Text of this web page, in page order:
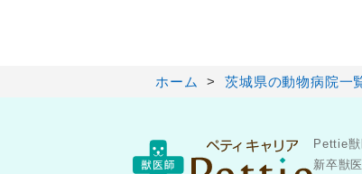
ホーム 茨城県の動物病院一
Pettie獣
新卒獣